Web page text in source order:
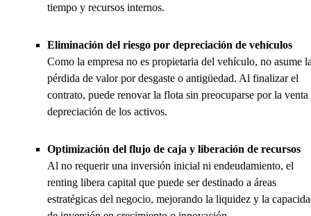
tiempo y recursos internos.
Eliminación del riesgo por depreciación de vehículos
Como la empresa no es propietaria del vehículo, no asume
pérdida de valor por desgaste o antigüedad. Al finalizar el
contrato, puede renovar la flota sin preocuparse por la venta
depreciación de los activos.
Optimización del flujo de caja y liberación de recursos
Al no requerir una inversión inicial ni endeudamiento, el
renting libera capital que puede ser destinado a áreas
estratégicas del negocio, mejorando la liquidez y la